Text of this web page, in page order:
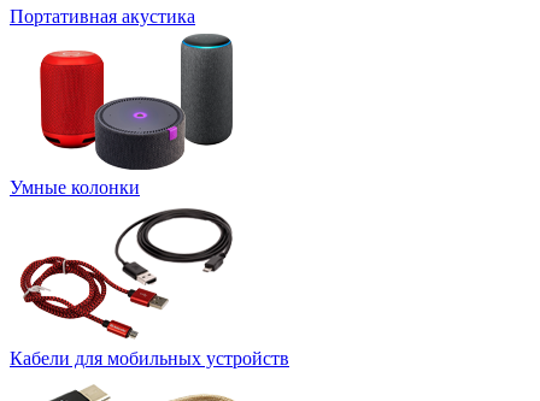
Портативная акустика
Умные колонки
Кабели для мобильных устройств